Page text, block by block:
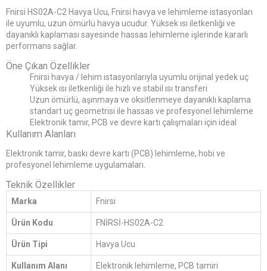
Fnirsi HS02A-C2 Havya Ucu, Fnirsi havya ve lehimleme istasyonları
ile uyumlu, uzun ömürlü havya ucudur. Yüksek ısı iletkenliği ve
dayanıklı kaplaması sayesinde hassas lehimleme işlerinde kararlı
performans sağlar.
Öne Çıkan Özellikler
Fnirsi havya / lehim istasyonlarıyla uyumlu orijinal yedek uç
Yüksek ısı iletkenliği ile hızlı ve stabil ısı transferi
Uzun ömürlü, aşınmaya ve oksitlenmeye dayanıklı kaplama
standart uç geometrisi ile hassas ve profesyonel lehimleme
Elektronik tamir, PCB ve devre kartı çalışmaları için ideal
Kullanım Alanları
Elektronik tamir, baskı devre kartı (PCB) lehimleme, hobi ve
profesyonel lehimleme uygulamaları.
Teknik Özellikler
Marka Fnirsi
Ürün Kodu FNİRSİ-HS02A-C2
Ürün Tipi Havya Ucu
Kullanım Alanı Elektronik lehimleme, PCB tamiri